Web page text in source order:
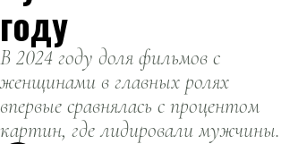
году
В 2024 году доля фильмов с
женщинами в главных ролях
впервые сравнялась с процентом
картин, где лидировали мужчины.